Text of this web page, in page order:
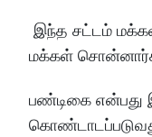
இந்த சட்டம்
மக்கள்
பண்டிகை என்பது